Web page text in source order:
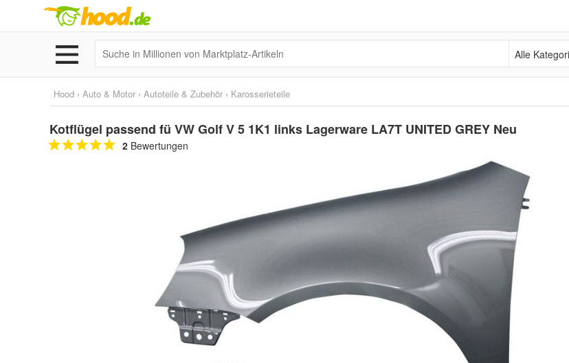
Alle Kategorien
Hood › Auto & Motor › Autoteile & Zubehör › Karosserieteile
Kotflügel passend fü VW Golf V 5 1K1 links Lagerware LA7T UNITED GREY Neu
2 Bewertungen